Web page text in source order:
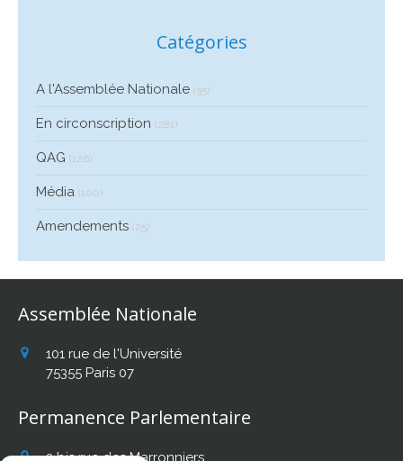
Catégories
A l'Assemblée Nationale (35)
En circonscription (281)
QAG (126)
Média (100)
Amendements (25)
Assemblée Nationale
101 rue de l'Université
75355 Paris 07
Permanence Parlementaire
2 bis rue des Marronniers